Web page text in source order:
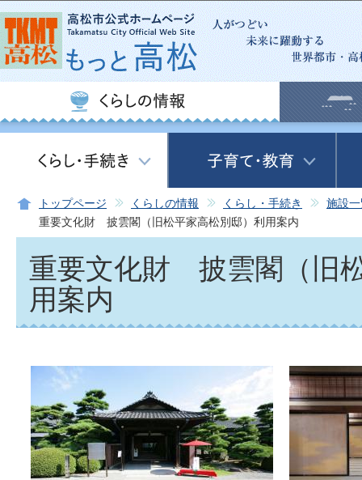
この
トップページ くらしの情報 くらし・手続き
施設
重要文化財 披雲閣（旧松平家高松別邸）利用案内
重要文化財 披雲閣（旧
用案内